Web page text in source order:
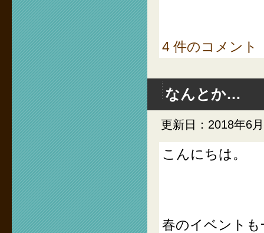
4 件のコメント
なんとか…
更新日：2018年6
こんにちは。
春のイベント